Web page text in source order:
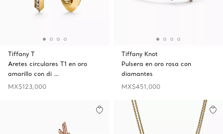
Tiffany T
Aretes circulares T1 en oro
amarillo con di …
MX$123,000
Tiffany Knot
Pulsera en oro rosa con
diamantes
MX$451,000